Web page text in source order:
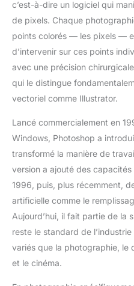
c’est-à-dire un logiciel qui
de pixels. Chaque
points colorés — les pixels —
d’intervenir sur ces points
avec une précision
qui le distingue
vectoriel comme Illustrator.
Lancé commercialement en
Windows, Photoshop a
transformé la manière de
version a ajouté des
1996, puis, plus récemment,
artificielle comme le
Aujourd’hui, il fait partie de la
reste le standard de
variés que la photographie, le
et le cinéma.